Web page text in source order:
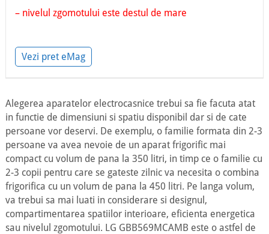
– nivelul zgomotului este destul de mare
Vezi pret eMag
Alegerea aparatelor electrocasnice trebui sa fie facuta atat
in functie de dimensiuni si spatiu disponibil dar si de cate
persoane vor deservi. De exemplu, o familie formata din 2-3
persoane va avea nevoie de un aparat frigorific mai
compact cu volum de pana la 350 litri, in timp ce o familie cu
2-3 copii pentru care se gateste zilnic va necesita o combina
frigorifica cu un volum de pana la 450 litri. Pe langa volum,
va trebui sa mai luati in considerare si designul,
compartimentarea spatiilor interioare, eficienta energetica
sau nivelul zgomotului. LG GBB569MCAMB este o astfel de